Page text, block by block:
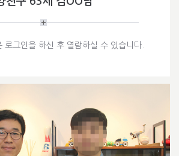
로그인을 하신 후 열람하실 수 있습니다.